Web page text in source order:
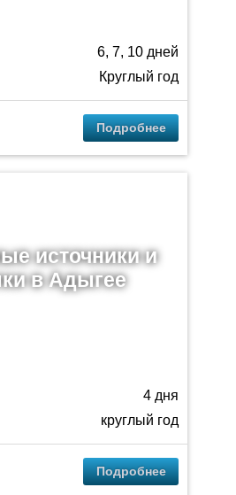
6, 7, 10 дней
Круглый год
Подробнее
источники и
в Адыгее
4 дня
круглый год
Подробнее